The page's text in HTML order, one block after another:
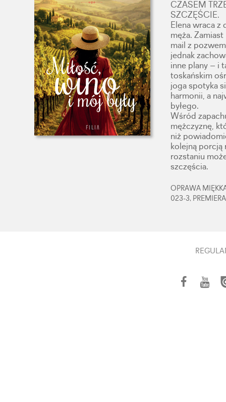
CZASEM
SZCZĘŚCIE.
Elena wraca
męża.
mail z
jednak
inne plany – i
toskańskim
joga spotyka
harmonii, a
byłego.
Wśród
mężczyznę,
niż
kolejną porcją
rozstaniu
szczęścia.
OPRAWA
023-3,